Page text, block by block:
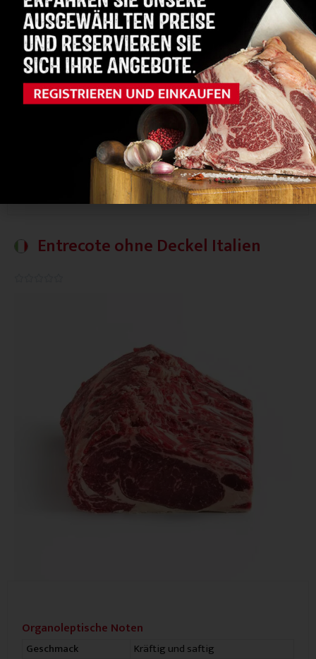
Organoleptische Noten
Geschmack
Grasig und kräftig
Zartheit
4/5
5-6 kg
Details ansehen
Entrecote ohne Deckel Italien
Organoleptische Noten
Geschmack
Kräftig und saftig